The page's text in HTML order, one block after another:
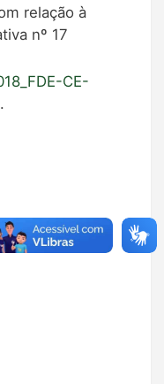
relação à
nº 17
CE-